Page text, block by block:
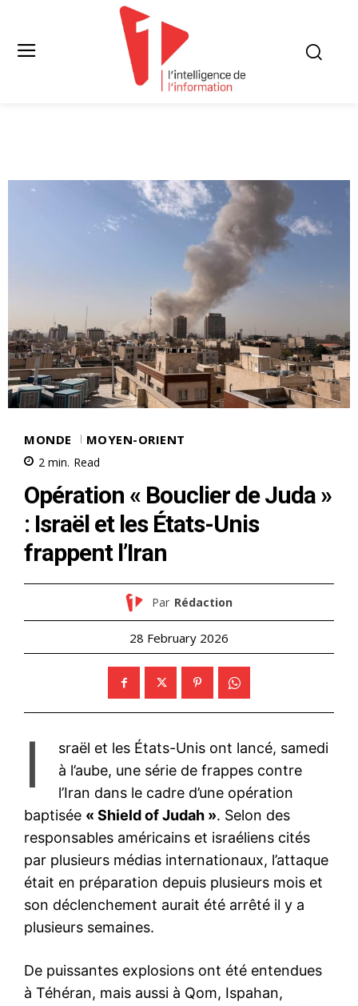
MONDE MOYEN-ORIENT
2 min. Read
Opération « Bouclier de Juda »
: Israël et les États-Unis
frappent l’Iran
Par Rédaction
28 February 2026
I
sraël et les États-Unis ont lancé, samedi
à l’aube, une série de frappes contre
l’Iran dans le cadre d’une opération
baptisée « Shield of Judah ». Selon des
responsables américains et israéliens cités
par plusieurs médias internationaux, l’attaque
était en préparation depuis plusieurs mois et
son déclenchement aurait été arrêté il y a
plusieurs semaines.
De puissantes explosions ont été entendues
à Téhéran, mais aussi à Qom, Ispahan,